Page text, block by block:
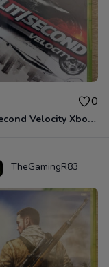
0
Split Second Velocity Xbox 360
TheGamingR83